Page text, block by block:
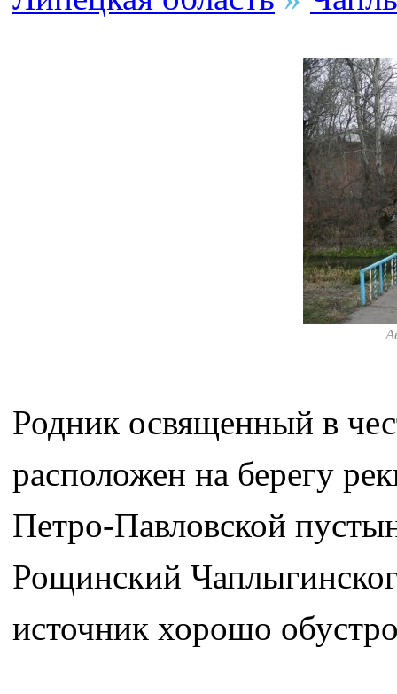
Родник освященный в
расположен на берегу
Петро-Павловской
Рощинский
источник хорошо